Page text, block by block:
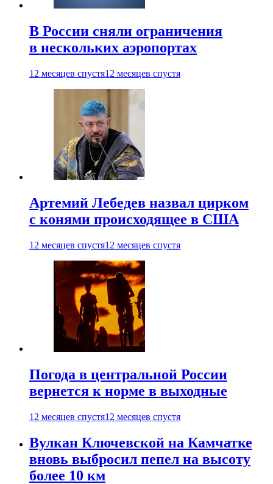
В России сняли ограничения
в нескольких аэропортах
12 месяцев спустя12 месяцев спустя
Артемий Лебедев назвал цирком
с конями происходящее в США
12 месяцев спустя12 месяцев спустя
Погода в центральной России
вернется к норме в выходные
12 месяцев спустя12 месяцев спустя
Вулкан Ключевской на Камчатке
вновь выбросил пепел на высоту
более 10 км